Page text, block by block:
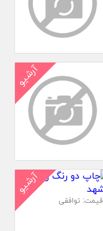
آرشیو
آرشیو
قیمت: توافقی